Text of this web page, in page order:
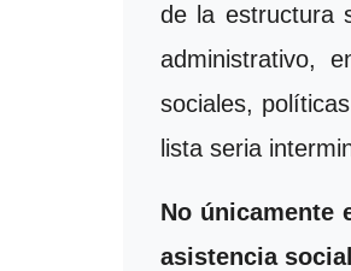
de la estructura
administrativo,
sociales,
lista seria
No únicamente
asistencia